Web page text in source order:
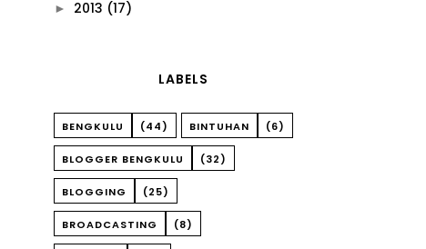
► 2013 (17)
LABELS
BENGKULU (44) BINTUHAN (6)
BLOGGER BENGKULU (32)
BLOGGING (25)
BROADCASTING (8)